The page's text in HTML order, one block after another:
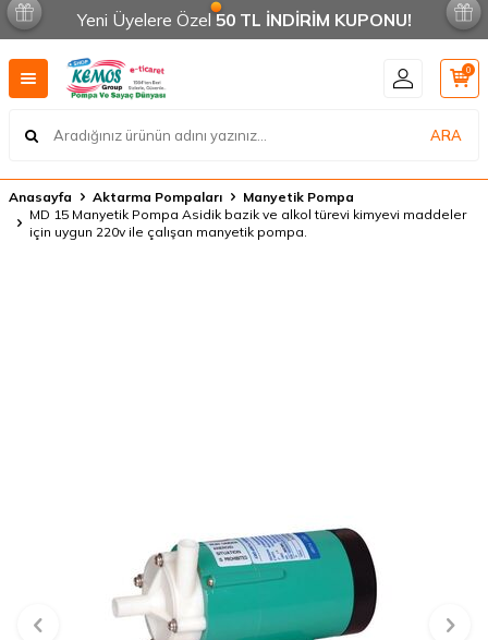
Yeni Üyelere Özel 50 TL İNDİRİM KUPONU!
ARA
0
Anasayfa Aktarma Pompaları
Manyetik Pompa
MD 15 Manyetik Pompa Asidik bazik ve alkol türevi kimyevi maddeler
için uygun 220v ile çalışan manyetik pompa.